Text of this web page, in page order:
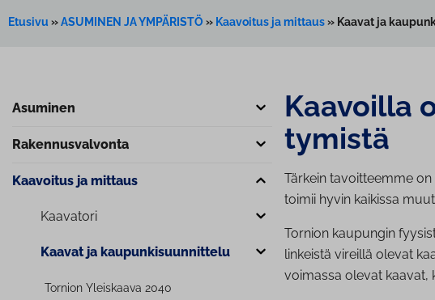
Etusivu »ASUMINEN JA YMPÄRISTÖ » Kaavoitus ja mittaus» Kaavat ja
Asuminen
Ra­ken­nus­val­von­ta
Kaavoitus ja mittaus
Kaavatori
Kaavat ja kau­pun­ki­suun­nit­te­lu
Tornion Yleiskaava 2040
Kaavoilla
ty­mis­tä
Tärkein tavoitteemme
toimii hyvin kaikissa
Tornion kaupungin
linkeistä vireillä olevat
voimassa olevat kaavat,